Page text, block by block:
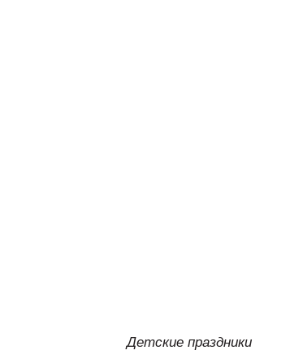
Детские праздники